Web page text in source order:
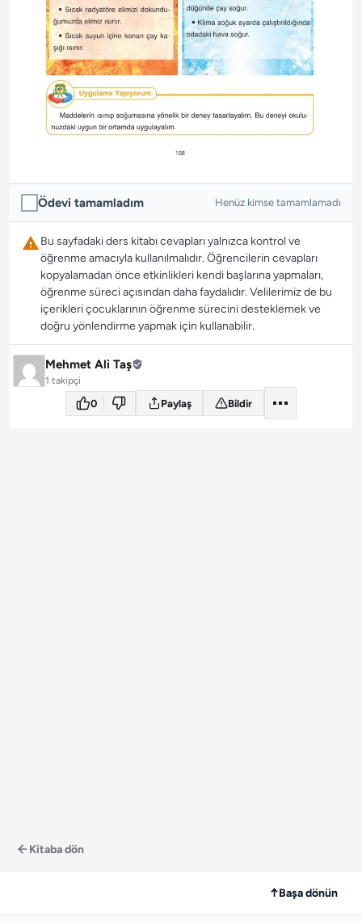
Ödevi tamamladım Henüz kimse tamamlamadı
Bu sayfadaki ders kitabı cevapları yalnızca kontrol ve
öğrenme amacıyla kullanılmalıdır. Öğrencilerin cevapları
kopyalamadan önce etkinlikleri kendi başlarına yapmaları,
öğrenme süreci açısından daha faydalıdır. Velilerimiz de bu
içerikleri çocuklarının öğrenme sürecini desteklemek ve
doğru yönlendirme yapmak için kullanabilir.
Mehmet Ali Taş
1 takipçi
0 Paylaş Bildir
Kitaba dön
↑Başa dönün